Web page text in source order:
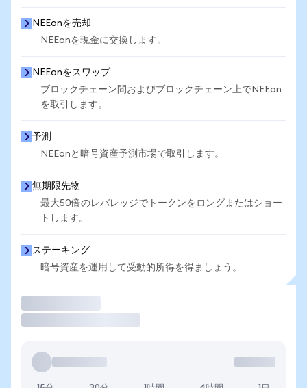
NEEonを売却
NEEonを現金に交換します。
NEEonをスワップ
ブロックチェーン間およびブロックチェーン上でNEEon
を取引します。
予測
NEEonと暗号資産予測市場で取引します。
無期限先物
最大50倍のレバレッジでトークンをロングまたはショー
トします。
ステーキング
暗号資産を運用して受動的所得を得ましょう。